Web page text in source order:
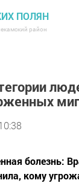
ПОЛЯН
район
болезнь:
кому